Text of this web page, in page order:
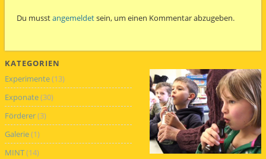
Du musstangemeldetsein, um einen Kommentar abzugeben.
KATEGORIEN
Experimente(13)
Exponate(30)
Förderer(3)
Galerie(1)
MINT(14)